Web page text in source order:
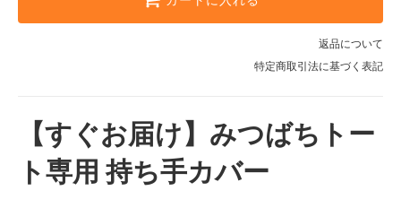
返品について
特定商取引法に基づく表記
【すぐお届け】みつばちトー
ト専用 持ち手カバー